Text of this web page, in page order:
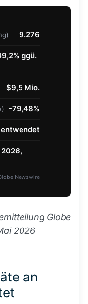
9.276
ggü.
$9,5 Mio.
-79,48%
2026,
Newswire ·
Globe
2026
an